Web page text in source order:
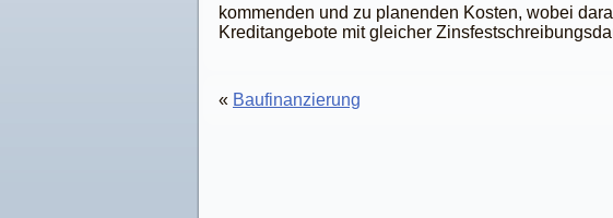
kommenden und zu planenden Kosten, wobei
Kreditangebote mit gleicher
« Baufinanzierung